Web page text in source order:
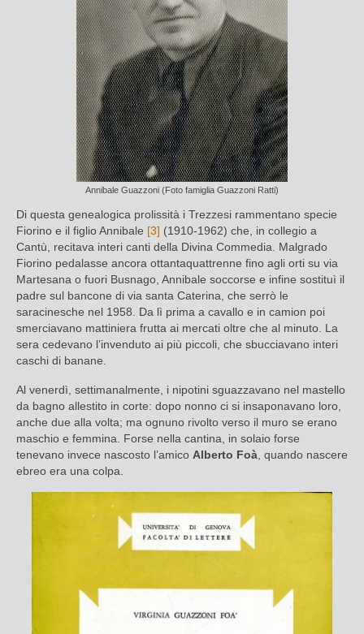
Annibale Guazzoni (Foto famiglia Guazzoni Ratti)
Di questa genealogica prolissità i Trezzesi rammentano specie
Fiorino e il figlio Annibale [3] (1910-1962) che, in collegio a
Cantù, recitava interi canti della Divina Commedia. Malgrado
Fiorino pedalasse ancora ottantaquattrenne fino agli orti su via
Martesana o fuori Busnago, Annibale soccorse e infine sostituì il
padre sul bancone di via santa Caterina, che serrò le
saracinesche nel 1958. Da lì prima a cavallo e in camion poi
smerciavano mattiniera frutta ai mercati oltre che al minuto. La
sera cedevano l’invenduto ai più piccoli, che sbucciavano interi
caschi di banane.
Al venerdì, settimanalmente, i nipotini sguazzavano nel mastello
da bagno allestito in corte: dopo nonno ci si insaponavano loro,
anche due alla volta; ma ognuno rivolto verso il muro se erano
maschio e femmina. Forse nella cantina, in solaio forse
tenevano invece nascosto l’amico Alberto Foà , quando nascere
ebreo era una colpa.